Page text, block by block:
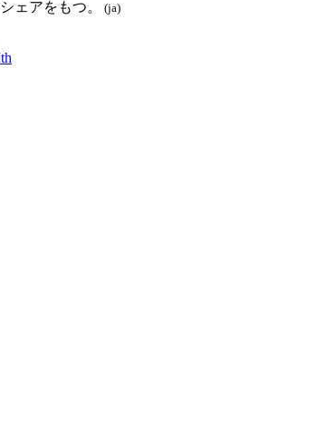
ェアをもつ。
(ja)